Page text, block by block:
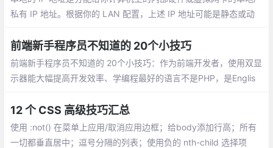
私有 IP 地址。根据你的 LAN 配置，上述 IP 地址可能是静态或动
的公共/外部 IP 地址。
前端新手程序员不知道的 20个小技巧
前端新手程序员不知道的 20个小技巧：作为前端开发者，使用双显
示器能大幅提高开发效率、学编程最好的语言不是PHP，是Englis
gle一下、把觉得不靠谱的需求放到最后做，很可能到时候需求就变
了...
12 个 CSS 高级技巧汇总
使用 :not() 在菜单上应用/取消应用边框；给body添加行高；所有
一切都垂直居中；逗号分隔的列表；使用负的 nth-child 选择项